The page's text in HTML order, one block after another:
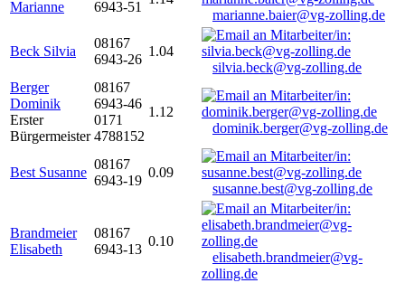
Marianne
6943-51
marianne.baier@vg-zolling.de
Beck Silvia
08167
6943-26
1.04
silvia.beck@vg-zolling.de
Berger
Dominik
Erster
Bürgermeister
08167
6943-46
0171
4788152
1.12
dominik.berger@vg-zolling.de
Best Susanne
08167
6943-19
0.09
susanne.best@vg-zolling.de
Brandmeier
Elisabeth
08167
6943-13
0.10
elisabeth.brandmeier@vg-
zolling.de